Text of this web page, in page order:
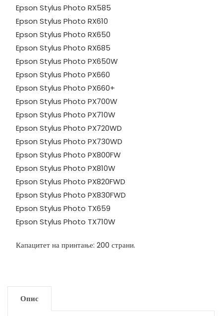
Epson Stylus Photo RX585
Epson Stylus Photo RX610
Epson Stylus Photo RX650
Epson Stylus Photo RX685
Epson Stylus Photo PX650W
Epson Stylus Photo PX660
Epson Stylus Photo PX660+
Epson Stylus Photo PX700W
Epson Stylus Photo PX710W
Epson Stylus Photo PX720WD
Epson Stylus Photo PX730WD
Epson Stylus Photo PX800FW
Epson Stylus Photo PX810W
Epson Stylus Photo PX820FWD
Epson Stylus Photo PX830FWD
Epson Stylus Photo TX659
Epson Stylus Photo TX710W
Капацитет на принтање: 200 страни.
Опис